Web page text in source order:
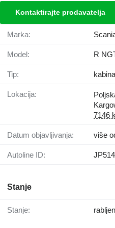
Kontaktirajte prodavatelja
Marka:
Model: R
Tip: kabina
Lokacija:
7146
Datum objavljivanja: više
Autoline ID:
Stanje
Stanje: